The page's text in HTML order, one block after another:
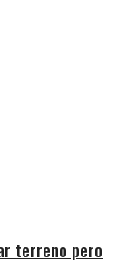
terreno pero